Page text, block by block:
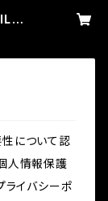
について認
人情報保護
ライバシーポ